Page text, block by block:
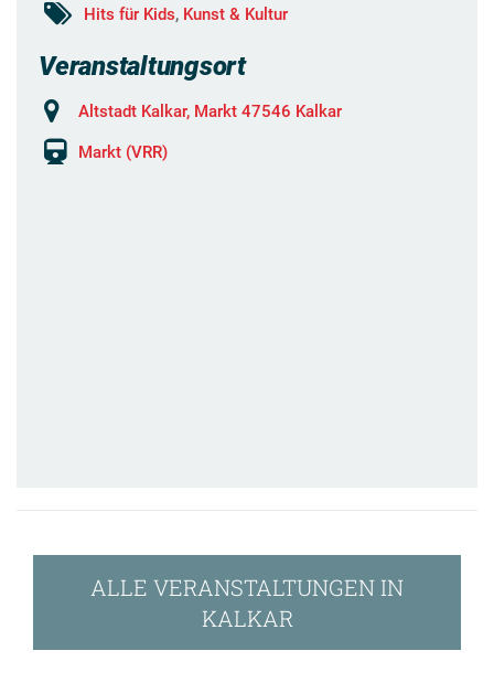
Hits für Kids, Kunst & Kultur
Veranstaltungsort
Altstadt Kalkar, Markt 47546 Kalkar
Markt (VRR)
ALLE VERANSTALTUNGEN IN
KALKAR